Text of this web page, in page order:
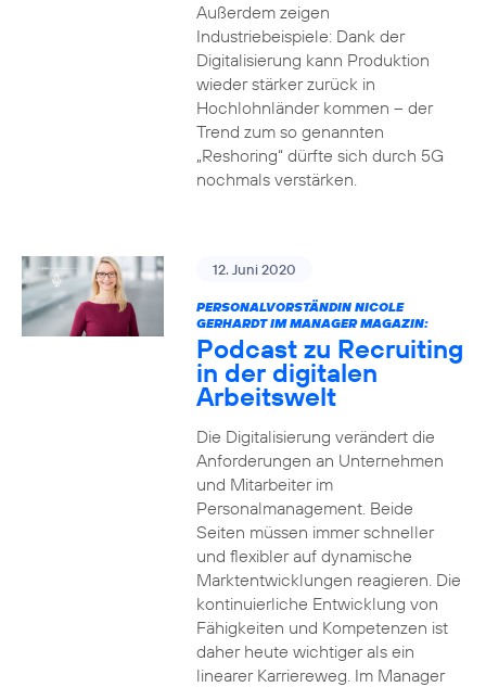
Außerdem zeigen
Industriebeispiele: Dank der
Digitalisierung kann Produktion
wieder stärker zurück in
Hochlohnländer kommen – der
Trend zum so genannten
„Reshoring“ dürfte sich durch 5G
nochmals verstärken.
12. Juni 2020
PERSONALVORSTÄNDIN NICOLE
GERHARDT IM MANAGER MAGAZIN:
Podcast zu Recruiting
in der digitalen
Arbeitswelt
Die Digitalisierung verändert die
Anforderungen an Unternehmen
und Mitarbeiter im
Personalmanagement. Beide
Seiten müssen immer schneller
und flexibler auf dynamische
Marktentwicklungen reagieren. Die
kontinuierliche Entwicklung von
Fähigkeiten und Kompetenzen ist
daher heute wichtiger als ein
linearer Karriereweg. Im Manager